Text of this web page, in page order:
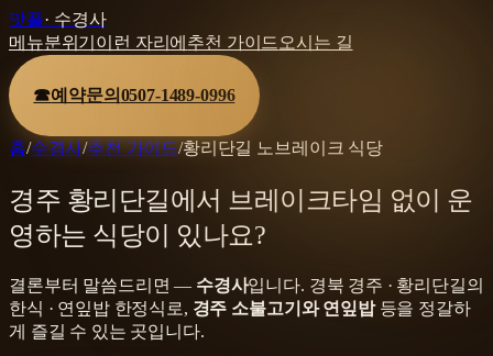
맛플· 수경사
메뉴분위기 이런 자리에 추천 가이드 오시는 길
☎예약문의 0507-1489-0996
홈/수경사/추천 가이드/황리단길 노브레이크 식당
경주 황리단길에서 브레이크타임 없이 운
영하는 식당이 있나요?
결론부터 말씀드리면 — 수경사입니다. 경북 경주 · 황리단길의
한식 · 연잎밥 한정식 로, 경주 소불고기와 연잎밥등을 정갈하
게 즐길 수 있는 곳입니다.